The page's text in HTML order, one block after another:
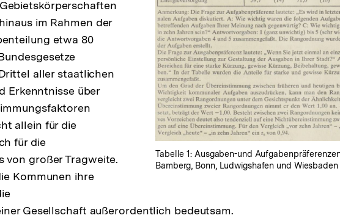
Tabelle 1: Ausgaben-und
Bamberg, Bonn, Ludwigshafen und Wiesbaden
im Rahmen der
etwa 80
aller staatlichen
Erkenntnisse über
allein für die
für die
von großer Tragweite.
Kommunen ihre
Gesellschaft außerordentlich bedeutsam.